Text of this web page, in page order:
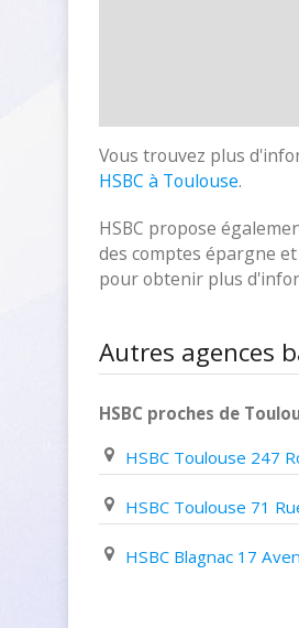
Vous trouvez plus
HSBC à Toulouse.
HSBC propose
des comptes épargne
pour obtenir plus
Autres agences
HSBC proches de